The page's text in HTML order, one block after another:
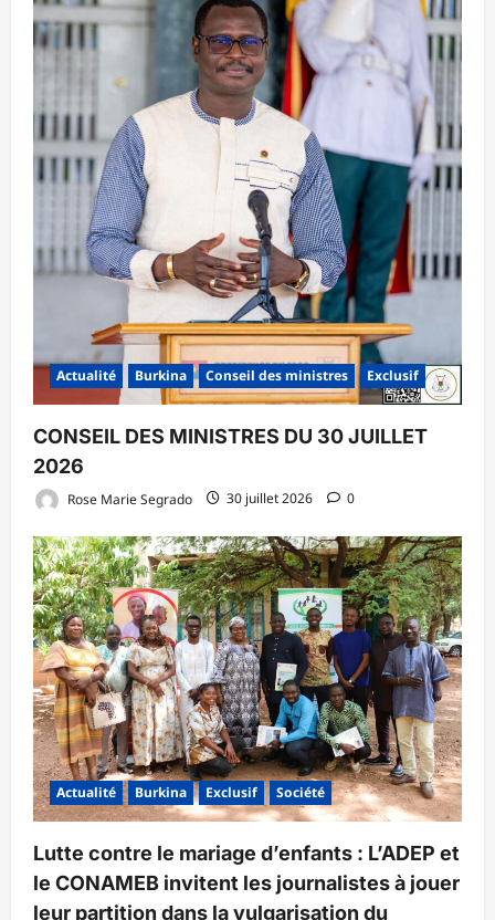
Actualité Burkina Conseil des ministres Exclusif
CONSEIL DES MINISTRES DU 30 JUILLET
2026
Rose Marie Segrado 30 juillet 2026 0
Actualité Burkina Exclusif Société
Lutte contre le mariage d’enfants : L’ADEP et
le CONAMEB invitent les journalistes à jouer
leur partition dans la vulgarisation du